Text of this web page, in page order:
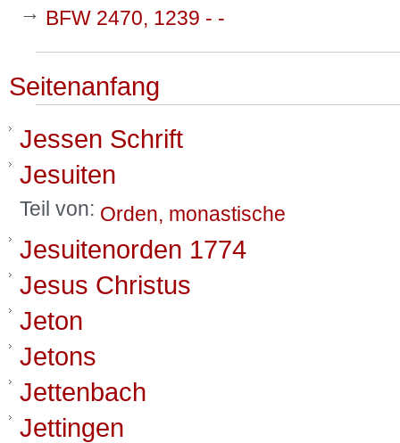
→ BFW 2470, 1239 - -
Seitenanfang
Jessen Schrift
Jesuiten
Teil von: Orden, monastische
Jesuitenorden 1774
Jesus Christus
Jeton
Jetons
Jettenbach
Jettingen